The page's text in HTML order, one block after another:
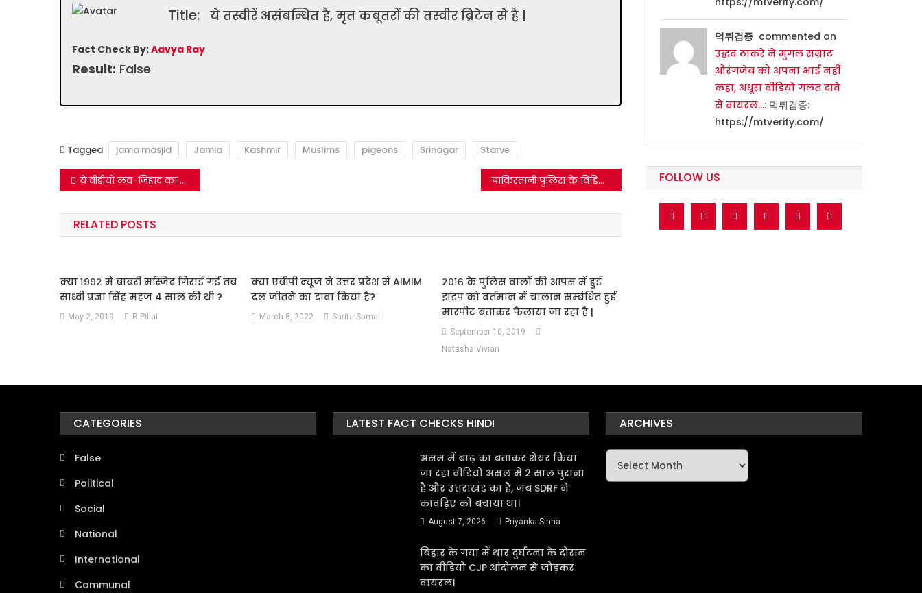
Title: ये तस्वीरें असंबन्धित है, मृत कबूतरों की तस्वीर ब्रिटेन से है |
Fact Check By:Aavya Ray
Result: False
Tagged jama masjid Jamia Kashmir Muslims pigeons Srinagar Starve
Post
navigation
ये वीडीयो लव-जिहाद का नहीं है, ये युगल हिन्दू समुदाय से हैं | पाकिस्तानी पुलिस के विडियो को भारतीय आर्मी द्वारा किए अत्याचारों का बता फैलाया जा रहा है|
RELATED POSTS
क्या १९९२ में बाबरी मस्जिद गिराई गई तब
साध्वी प्रज्ञा सिंह महज 4 साल की थी ?
May 2, 2019 R Pillai
क्या एबीपी न्‍यूज ने उत्तर प्रदेश में AIMIM
दल जीतने का दावा किया है?
March 8, 2022 Sarita Samal
२०१६ के पुलिस वालों की आपस में हुई
झड़प को वर्तमान में चालान सम्बंधित हुई
मारपीट बताकर फैलाया जा रहा है |
September 10, 2019
Natasha Vivian
먹튀검증commented on
उद्धव ठाकरे ने मुगल सम्राट
औरंगजेब को अपना भाई नहीं
कहा, अधूरा वीडियो गलत दावे
से वायरल…: 먹튀검증:
https://mtverify.com/
FOLLOW US
CATEGORIES
False
Political
Social
National
International
Communal
LATEST FACT CHECKS HINDI
असम में बाढ़ का बताकर शेयर किया
जा रहा वीडियो असल में 2 साल पुराना
है और उत्तराखंड का है, जब SDRF ने
कांवड़िए को बचाया था।
August 7, 2026 Priyanka Sinha
बिहार के गया में थार दुर्घटना के दौरान
का वीडियो CJP आंदोलन से जोड़कर
वायरल।
ARCHIVES
Archives